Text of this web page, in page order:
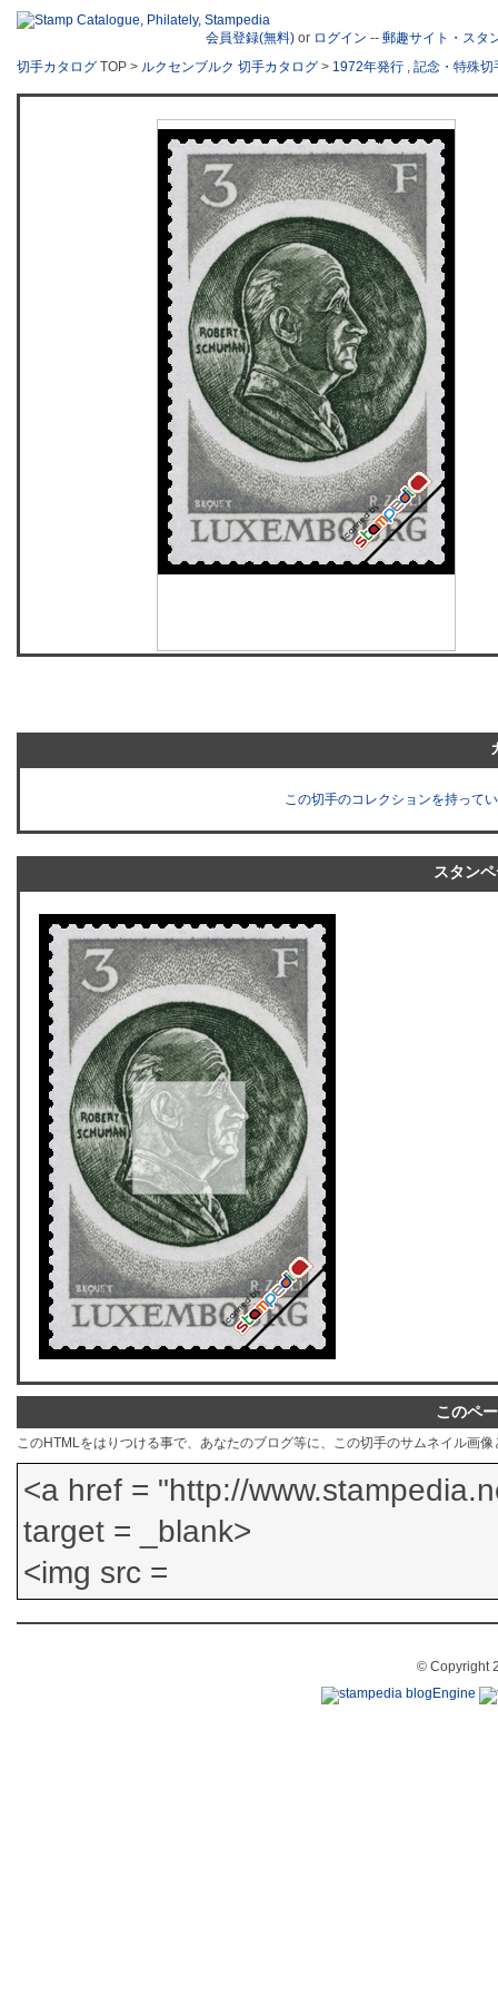
会員登録(無料) or ログイン -- 郵趣サイト・スタ
切手カタログ TOP > ルクセンブルク 切手カタログ > 1972年発行 , 記念・特殊切
この切手のコレクションを持って
スタン
このペ
このHTMLをはりつける事で、あなたのブログ等に、この切手のサムネイル画
© Copyright